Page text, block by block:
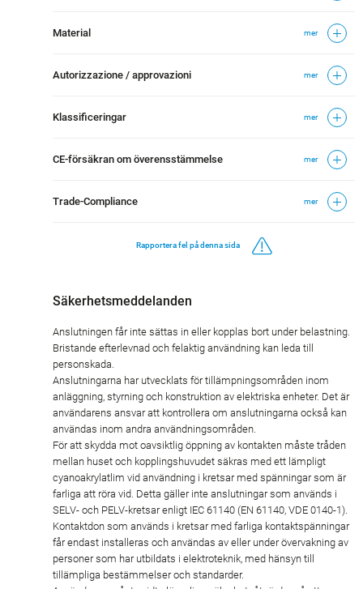
Material mer
Autorizzazione / approvazioni mer
Klassificeringar mer
CE-försäkran om överensstämmelse mer
Trade-Compliance mer
Rapportera fel på denna sida
Säkerhetsmeddelanden
Anslutningen får inte sättas in eller kopplas bort under belastning.
Bristande efterlevnad och felaktig användning kan leda till
personskada.
Anslutningarna har utvecklats för tillämpningsområden inom
anläggning, styrning och konstruktion av elektriska enheter. Det är
användarens ansvar att kontrollera om anslutningarna också kan
användas inom andra användningsområden.
För att skydda mot oavsiktlig öppning av kontakten måste tråden
mellan huset och kopplingshuvudet säkras med ett lämpligt
cyanoakrylatlim vid användning i kretsar med spänningar som är
farliga att röra vid. Detta gäller inte anslutningar som används i
SELV- och PELV-kretsar enligt IEC 61140 (EN 61140, VDE 0140-1).
Kontaktdon som används i kretsar med farliga kontaktspänningar
får endast installeras och användas av eller under övervakning av
personer som har utbildats i elektroteknik, med hänsyn till
tillämpliga bestämmelser och standarder.